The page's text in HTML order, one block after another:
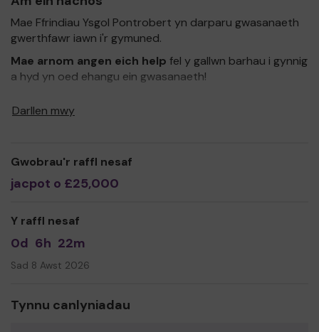
Mae Ffrindiau Ysgol Pontrobert yn darparu gwasanaeth
gwerthfawr iawn i'r gymuned.
Mae arnom angen eich help fel y gallwn barhau i gynnig
a hyd yn oed ehangu ein gwasanaeth!
Darllen mwy
Gwobrau'r raffl nesaf
jacpot o £25,000
Y raffl nesaf
0d 6h 22m
Sad 8 Awst 2026
Tynnu canlyniadau